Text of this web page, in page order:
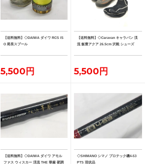
【送料無料】◇DAIWA ダイワ RCS IS
O 尾長スプール
5,500円
【送料無料】◇Caravan キャラバン 渓
流 飯豊アクア 26.5cm 沢靴 シューズ
5,500円
【送料無料】◇DAIWA ダイワ アモル
ファス ウィスカー 渓流 THE 華厳 硬調
◇SHIMANO シマノ プロテック磯4-53
PTS 現状品